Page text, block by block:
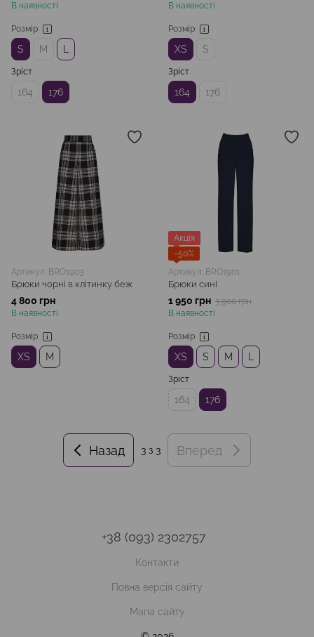
В наявності
Розмір
S M
Зріст
164 176
В наявності
Розмір
XS S
Зріст
164 176
Артикул: BRO1903
Брюки чорні в клітинку беж
4 800 грн
В наявності
Розмір
XS M
Акція
−50%
Артикул: BRO1901
Брюки сині
1 950 грн 3 900 грн
В наявності
Розмір
XS S M
Зріст
164 176
Назад 3 з 3 Вперед
+38 (093) 2302757
Контакти
Повна версія сайту
Мапа сайту